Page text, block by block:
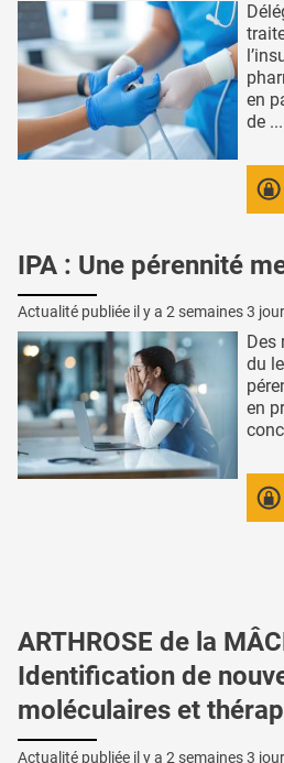
en
de ...
IPA : Une pérennité
Actualité publiée il y a 2 semaines 3
Des
du
en
ARTHROSE de la
Identification de
moléculaires et
Actualité publiée il y a 2 semaines 3